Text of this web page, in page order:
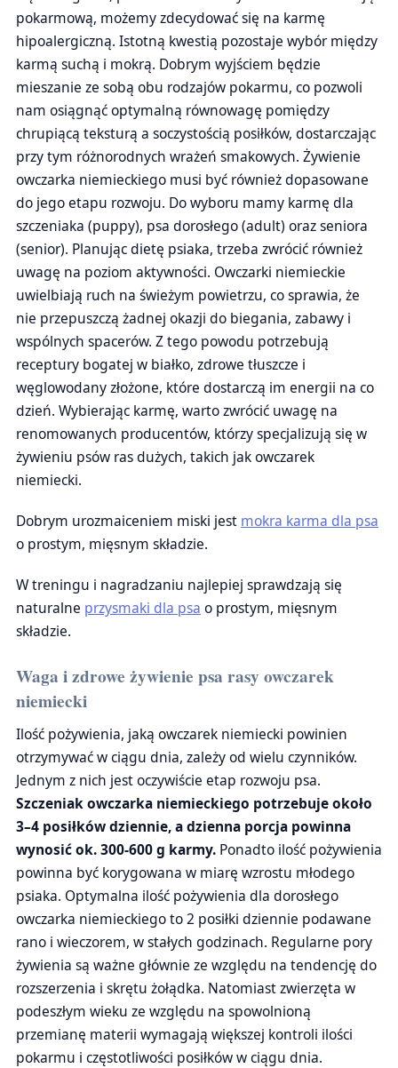
pokarmową, możemy zdecydować się na karmę
hipoalergiczną. Istotną kwestią pozostaje wybór między
karmą suchą i mokrą. Dobrym wyjściem będzie
mieszanie ze sobą obu rodzajów pokarmu, co pozwoli
nam osiągnąć optymalną równowagę pomiędzy
chrupiącą teksturą a soczystością posiłków, dostarczając
przy tym różnorodnych wrażeń smakowych. Żywienie
owczarka niemieckiego musi być również dopasowane
do jego etapu rozwoju. Do wyboru mamy karmę dla
szczeniaka (puppy), psa dorosłego (adult) oraz seniora
(senior). Planując dietę psiaka, trzeba zwrócić również
uwagę na poziom aktywności. Owczarki niemieckie
uwielbiają ruch na świeżym powietrzu, co sprawia, że
nie przepuszczą żadnej okazji do biegania, zabawy i
wspólnych spacerów. Z tego powodu potrzebują
receptury bogatej w białko, zdrowe tłuszcze i
węglowodany złożone, które dostarczą im energii na co
dzień. Wybierając karmę, warto zwrócić uwagę na
renomowanych producentów, którzy specjalizują się w
żywieniu psów ras dużych, takich jak owczarek
niemiecki.
Dobrym urozmaiceniem miski jest mokra karma dla psa
o prostym, mięsnym składzie.
W treningu i nagradzaniu najlepiej sprawdzają się
naturalne przysmaki dla psa o prostym, mięsnym
składzie.
Waga i zdrowe żywienie psa rasy owczarek
niemiecki
Ilość pożywienia, jaką owczarek niemiecki powinien
otrzymywać w ciągu dnia, zależy od wielu czynników.
Jednym z nich jest oczywiście etap rozwoju psa.
Szczeniak owczarka niemieckiego potrzebuje około
3–4 posiłków dziennie, a dzienna porcja powinna
wynosić ok. 300-600 g karmy. Ponadto ilość pożywienia
powinna być korygowana w miarę wzrostu młodego
psiaka. Optymalna ilość pożywienia dla dorosłego
owczarka niemieckiego to 2 posiłki dziennie podawane
rano i wieczorem, w stałych godzinach. Regularne pory
żywienia są ważne głównie ze względu na tendencję do
rozszerzenia i skrętu żołądka. Natomiast zwierzęta w
podeszłym wieku ze względu na spowolnioną
przemianę materii wymagają większej kontroli ilości
pokarmu i częstotliwości posiłków w ciągu dnia.